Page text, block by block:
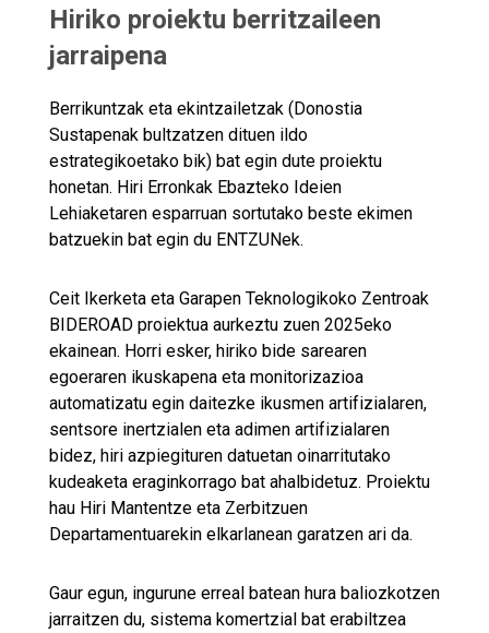
Hiriko proiektu berritzaileen
jarraipena
Berrikuntzak eta ekintzailetzak (Donostia
Sustapenak bultzatzen dituen ildo
estrategikoetako bik) bat egin dute proiektu
honetan. Hiri Erronkak Ebazteko Ideien
Lehiaketaren esparruan sortutako beste ekimen
batzuekin bat egin du ENTZUNek.
Ceit Ikerketa eta Garapen Teknologikoko Zentroak
BIDEROAD proiektua aurkeztu zuen 2025eko
ekainean. Horri esker, hiriko bide sarearen
egoeraren ikuskapena eta monitorizazioa
automatizatu egin daitezke ikusmen artifizialaren,
sentsore inertzialen eta adimen artifizialaren
bidez, hiri azpiegituren datuetan oinarritutako
kudeaketa eraginkorrago bat ahalbidetuz. Proiektu
hau Hiri Mantentze eta Zerbitzuen
Departamentuarekin elkarlanean garatzen ari da.
Gaur egun, ingurune erreal batean hura baliozkotzen
jarraitzen du, sistema komertzial bat erabiltzea